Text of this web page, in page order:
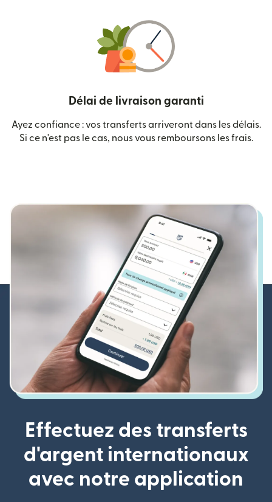
Délai de livraison garanti
Ayez confiance : vos transferts arriveront dans les délais.
Si ce n'est pas le cas, nous vous remboursons les frais.
Effectuez des transferts
d'argent internationaux
avec notre application